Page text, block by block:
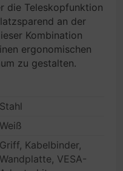
die Teleskopfunktion
an der
Kombination
ergonomischen
zu gestalten.
Stahl
Weiß
Griff, Kabelbinder,
Wandplatte, VESA-